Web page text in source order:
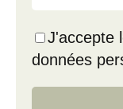
J'accepte
données